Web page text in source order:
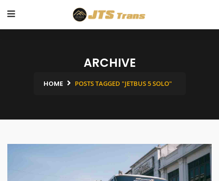
ARCHIVE
HOME POSTS TAGGED "JETBUS 5 SOLO"